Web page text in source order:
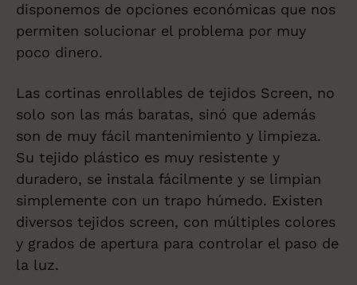
disponemos de opciones económicas que nos
permiten solucionar el problema por muy
poco dinero.
Las cortinas enrollables de tejidos Screen, no
solo son las más baratas, sinó que además
son de muy fácil mantenimiento y limpieza.
Su tejido plástico es muy resistente y
duradero, se instala fácilmente y se limpian
simplemente con un trapo húmedo. Existen
diversos tejidos screen, con múltiples colores
y grados de apertura para controlar el paso de
la luz.